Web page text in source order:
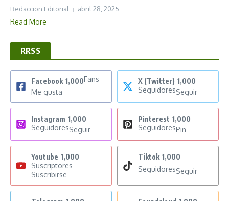
Redaccion Editorial abril 28, 2025
Read More
RRSS
Facebook 1,000Fans
Me gusta
X (Twitter) 1,000
SeguidoresSeguir
Instagram 1,000
SeguidoresSeguir
Pinterest 1,000
SeguidoresPin
Youtube 1,000
Suscriptores
Suscribirse
Tiktok 1,000
SeguidoresSeguir